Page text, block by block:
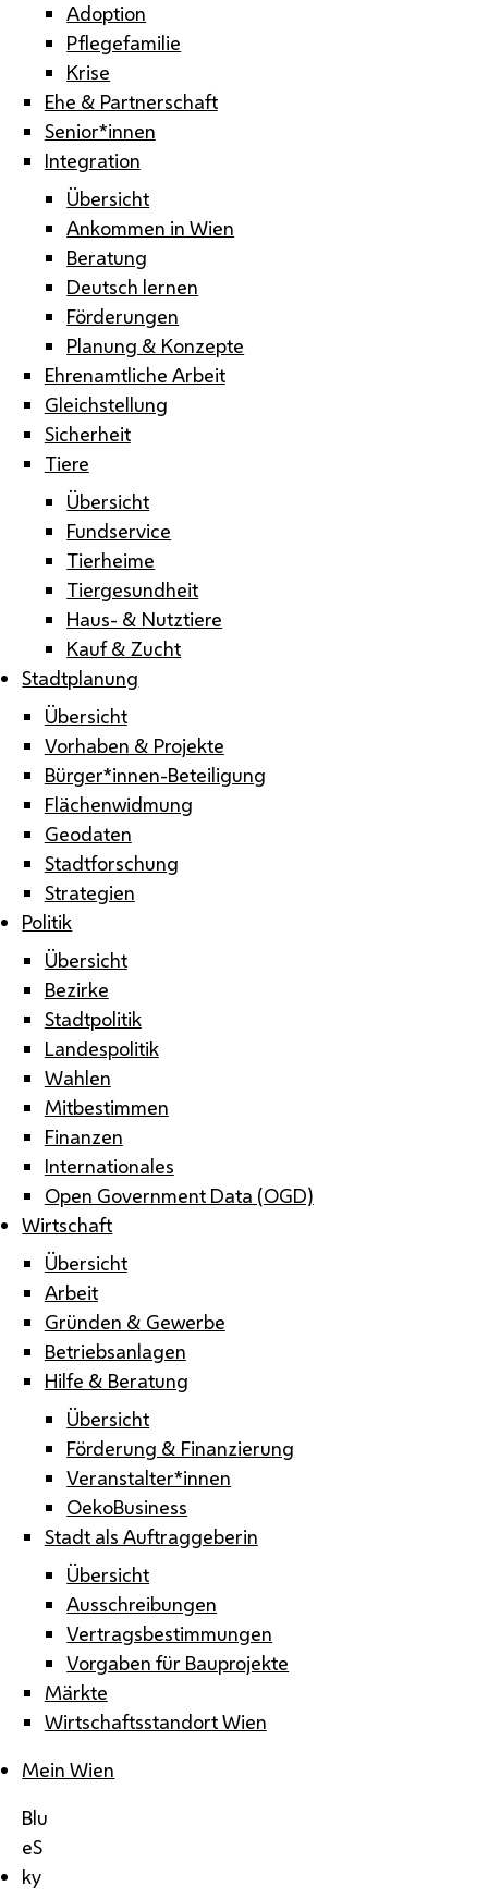
Adoption
Pflegefamilie
Krise
Ehe & Partnerschaft
Senior*innen
Integration
Übersicht
Ankommen in Wien
Beratung
Deutsch lernen
Förderungen
Planung & Konzepte
Ehrenamtliche Arbeit
Gleichstellung
Sicherheit
Tiere
Übersicht
Fundservice
Tierheime
Tiergesundheit
Haus- & Nutztiere
Kauf & Zucht
Stadtplanung
Übersicht
Vorhaben & Projekte
Bürger*innen-Beteiligung
Flächenwidmung
Geodaten
Stadtforschung
Strategien
Politik
Übersicht
Bezirke
Stadtpolitik
Landespolitik
Wahlen
Mitbestimmen
Finanzen
Internationales
Open Government Data (OGD)
Wirtschaft
Übersicht
Arbeit
Gründen & Gewerbe
Betriebsanlagen
Hilfe & Beratung
Übersicht
Förderung & Finanzierung
Veranstalter*innen
OekoBusiness
Stadt als Auftraggeberin
Übersicht
Ausschreibungen
Vertragsbestimmungen
Vorgaben für Bauprojekte
Märkte
Wirtschaftsstandort Wien
Mein Wien
Blu
eS
ky